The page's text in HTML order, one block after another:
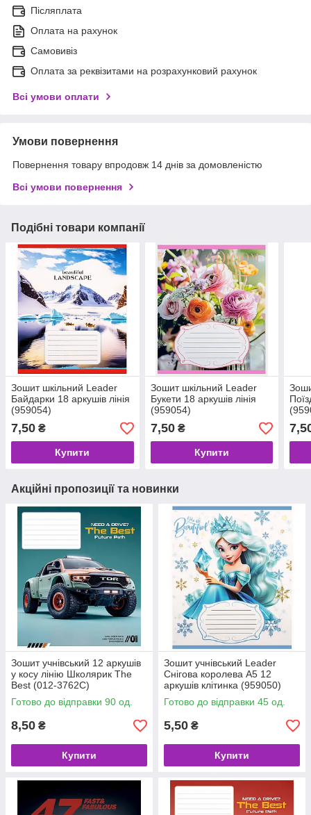
Післяплата
Оплата на рахунок
Самовивіз
Оплата за реквізитами на розрахунковий рахунок
Всі умови оплати
Умови повернення
Повернення товару впродовж 14 днів за домовленістю
Всі умови повернення
Подібні товари компанії
Зошит шкільний Leader
Байдарки 18 аркушів лінія
(959054)
7,50 ₴
Купити
Зошит шкільний Leader
Букети 18 аркушів лінія
(959054)
7,50₴
Купити
Акційні пропозиції та новинки
Зошит учнівський 12 аркушів
у косу лінію Школярик The
Best (012-3762C)
Готово до відправки 90 од.
8,50 ₴
Купити
Зошит учнівський Leader
Снігова королева А5 12
аркушів клітинка (959050)
Готово до відправки 45 од.
5,50 ₴
Купити